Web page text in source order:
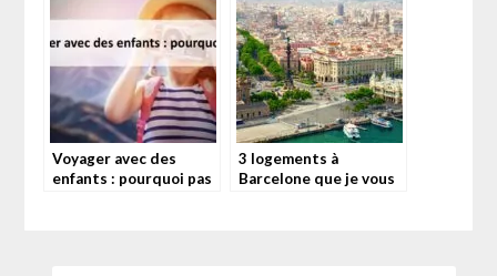
Voyager avec des
enfants : pourquoi pas
3 logements à
Barcelone que je vous